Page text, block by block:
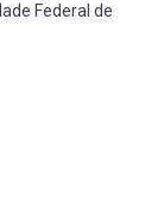
Federal de